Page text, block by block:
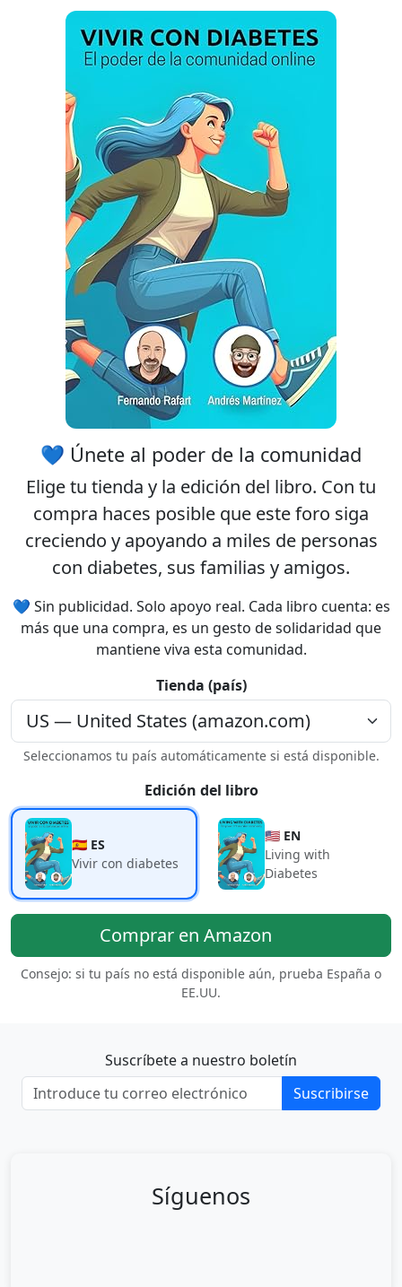
💙 Únete al poder de la comunidad
Elige tu tienda y la edición del libro. Con tu
compra haces posible que este foro siga
creciendo y apoyando a miles de personas
con diabetes, sus familias y amigos.
💙 Sin publicidad. Solo apoyo real. Cada libro cuenta: es
más que una compra, es un gesto de solidaridad que
mantiene viva esta comunidad.
Tienda (país)
Seleccionamos tu país automáticamente si está disponible.
Edición del libro
🇪🇸 ES
Vivir con diabetes
🇺🇸 EN
Living with
Diabetes
Comprar en Amazon
Consejo: si tu país no está disponible aún, prueba España o
EE.UU.
Suscríbete a nuestro boletín
Suscribirse
Síguenos